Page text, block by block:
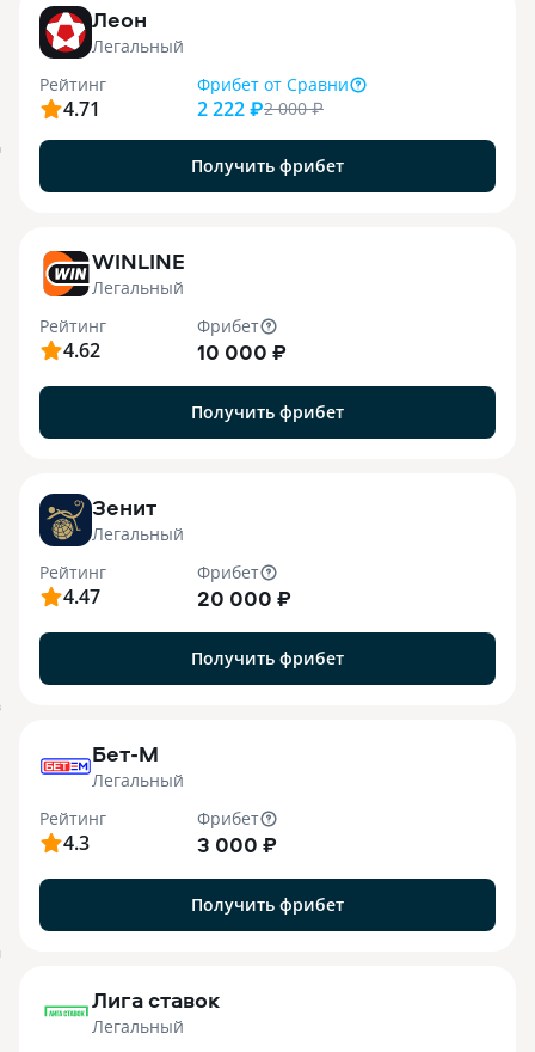
Леон
Легальный
Рейтинг
4.71
Фрибет от Сравни
2 222 ₽2 000₽
Получить фрибет
WINLINE
Легальный
Рейтинг
4.62
Фрибет
10 000 ₽
Получить фрибет
Зенит
Легальный
Рейтинг
4.47
Фрибет
20 000 ₽
Получить фрибет
Бет-М
Легальный
Рейтинг
4.3
Фрибет
3 000 ₽
Получить фрибет
Лига ставок
Легальный